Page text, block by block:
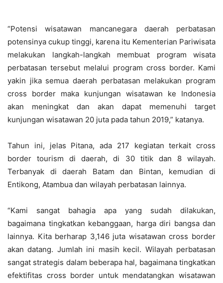
“Potensi wisatawan mancanegara daerah perbatasan
potensinya cukup tinggi, karena itu Kementerian Pariwisata
melakukan langkah-langkah membuat program wisata
perbatasan tersebut melalui program cross border. Kami
yakin jika semua daerah perbatasan melakukan program
cross border maka kunjungan wisatawan ke Indonesia
akan meningkat dan akan dapat memenuhi target
kunjungan wisatawan 20 juta pada tahun 2019,” katanya.
Tahun ini, jelas Pitana, ada 217 kegiatan terkait cross
border tourism di daerah, di 30 titik dan 8 wilayah.
Terbanyak di daerah Batam dan Bintan, kemudian di
Entikong, Atambua dan wilayah perbatasan lainnya.
“Kami sangat bahagia apa yang sudah dilakukan,
bagaimana tingkatkan kebanggaan, harga diri bangsa dan
lainnya. Kita berharap 3,146 juta wisatawan cross border
akan datang. Jumlah ini masih kecil. Wilayah perbatasan
sangat strategis dalam beberapa hal, bagaimana tingkatkan
efektifitas cross border untuk mendatangkan wisatawan